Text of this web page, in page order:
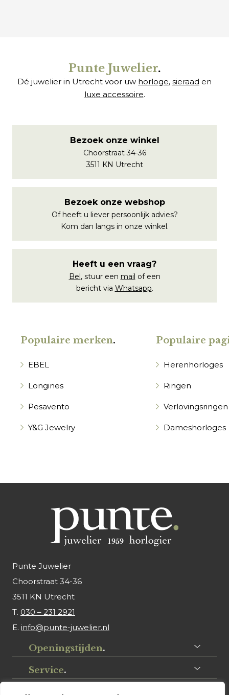
Punte Juwelier.
Dé juwelier in Utrecht voor uw horloge, sieraad en
luxe accessoire.
Bezoek onze winkel
Choorstraat 34-36
3511 KN Utrecht
Bezoek onze webshop
Of heeft u liever persoonlijk advies?
Kom dan langs in onze winkel.
Heeft u een vraag?
Bel, stuur een mail of een
bericht via Whatsapp.
Populaire merken.
EBEL
Longines
Pesavento
Y&G Jewelry
Populaire
Herenhorloges
Ringen
Verlovingsringen
Dameshorloges
Punte Juwelier
Choorstraat 34-36
3511 KN Utrecht
T. 030 – 231 2921
E. info@punte-juwelier.nl
Openingstijden.
Service.
Volg ons